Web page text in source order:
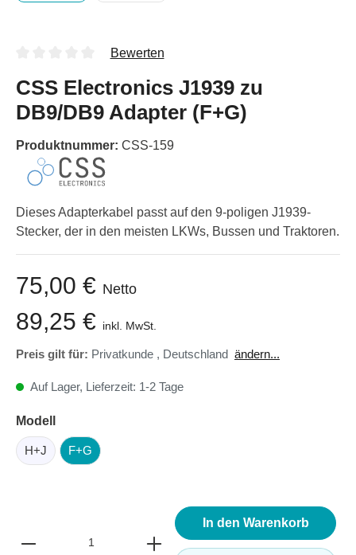
Bewerten
CSS Electronics J1939 zu
DB9/DB9 Adapter (F+G)
Produktnummer: CSS-159
Dieses Adapterkabel passt auf den 9-poligen J1939-
Stecker, der in den meisten LKWs, Bussen und Traktoren.
75,00 € Netto
89,25 € inkl. MwSt.
Preis gilt für: Privatkunde , Deutschland ändern...
Auf Lager, Lieferzeit: 1-2 Tage
Modell
H+J F+G
In den Warenkorb